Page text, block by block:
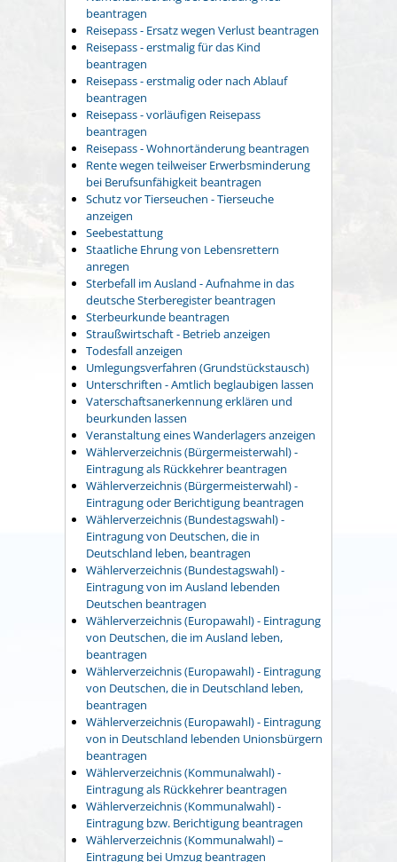
beantragen
Reisepass - Ersatz wegen Verlust beantragen
Reisepass - erstmalig für das Kind
beantragen
Reisepass - erstmalig oder nach Ablauf
beantragen
Reisepass - vorläufigen Reisepass
beantragen
Reisepass - Wohnortänderung beantragen
Rente wegen teilweiser Erwerbsminderung
bei Berufsunfähigkeit beantragen
Schutz vor Tierseuchen - Tierseuche
anzeigen
Seebestattung
Staatliche Ehrung von Lebensrettern
anregen
Sterbefall im Ausland - Aufnahme in das
deutsche Sterberegister beantragen
Sterbeurkunde beantragen
Straußwirtschaft - Betrieb anzeigen
Todesfall anzeigen
Umlegungsverfahren (Grundstückstausch)
Unterschriften - Amtlich beglaubigen lassen
Vaterschaftsanerkennung erklären und
beurkunden lassen
Veranstaltung eines Wanderlagers anzeigen
Wählerverzeichnis (Bürgermeisterwahl) -
Eintragung als Rückkehrer beantragen
Wählerverzeichnis (Bürgermeisterwahl) -
Eintragung oder Berichtigung beantragen
Wählerverzeichnis (Bundestagswahl) -
Eintragung von Deutschen, die in
Deutschland leben, beantragen
Wählerverzeichnis (Bundestagswahl) -
Eintragung von im Ausland lebenden
Deutschen beantragen
Wählerverzeichnis (Europawahl) - Eintragung
von Deutschen, die im Ausland leben,
beantragen
Wählerverzeichnis (Europawahl) - Eintragung
von Deutschen, die in Deutschland leben,
beantragen
Wählerverzeichnis (Europawahl) - Eintragung
von in Deutschland lebenden Unionsbürgern
beantragen
Wählerverzeichnis (Kommunalwahl) -
Eintragung als Rückkehrer beantragen
Wählerverzeichnis (Kommunalwahl) -
Eintragung bzw. Berichtigung beantragen
Wählerverzeichnis (Kommunalwahl) –
Eintragung bei Umzug beantragen